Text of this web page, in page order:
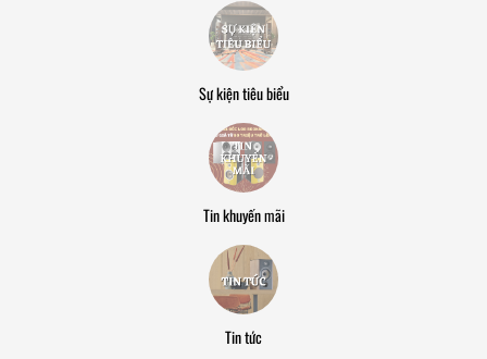
Sự kiện tiêu biểu
Tin khuyến mãi
Tin tức